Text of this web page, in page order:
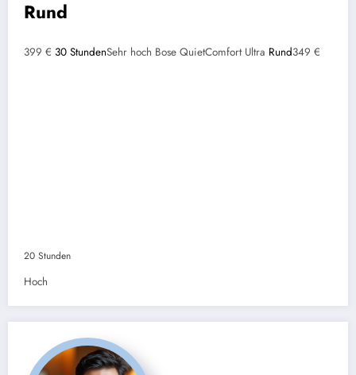
Rund
399 € 30 StundenSehr hoch Bose QuietComfort Ultra Rund349 €
20 Stunden
Hoch